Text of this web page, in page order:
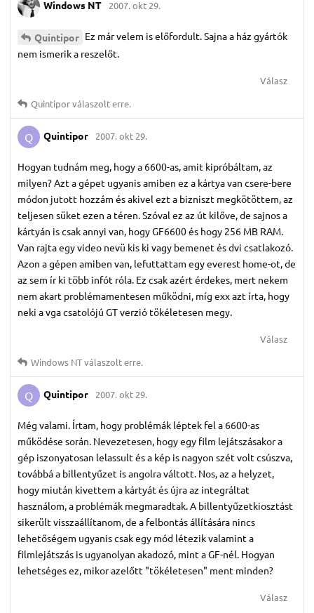
Windows NT 2007. okt 29.
Quintipor Ez már velem is előfordult. Sajna a ház gyártók
nem ismerik a reszelőt.
Válasz
Quintiporválaszolt erre.
Q Quintipor 2007. okt 29.
Hogyan tudnám meg, hogy a 6600-as, amit kipróbáltam, az
milyen? Azt a gépet ugyanis amiben ez a kártya van csere-bere
módon jutott hozzám és akivel ezt a bizniszt megkötöttem, az
teljesen süket ezen a téren. Szóval ez az út kilőve, de sajnos a
kártyán is csak annyi van, hogy GF6600 és hogy 256 MB RAM.
Van rajta egy video nevü kis ki vagy bemenet és dvi csatlakozó.
Azon a gépen amiben van, lefuttattam egy everest home-ot, de
az sem ír ki több infót róla. Ez csak azért érdekes, mert nekem
nem akart problémamentesen működni, míg exx azt írta, hogy
neki a vga csatolójú GT verzió tökéletesen megy.
Válasz
Windows NTválaszolt erre.
Q Quintipor 2007. okt 29.
Még valami. Írtam, hogy problémák léptek fel a 6600-as
működése során. Nevezetesen, hogy egy film lejátszásakor a
gép iszonyatosan lelassult és a kép is nagyon szét volt csúszva,
továbbá a billentyűzet is angolra váltott. Nos, az a helyzet,
hogy miután kivettem a kártyát és újra az integráltat
használom, a problémák megmaradtak. A billentyűzetkiosztást
sikerült visszaállítanom, de a felbontás állítására nincs
lehetőségem ugyanis csak egy mód létezik valamint a
filmlejátszás is ugyanolyan akadozó, mint a GF-nél. Hogyan
lehetséges ez, mikor azelőtt "tökéletesen" ment minden?
Válasz